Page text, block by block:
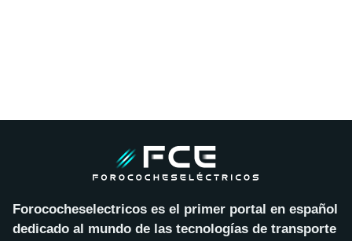
Forococheselectricos es el primer portal en español
dedicado al mundo de las tecnologías de transporte